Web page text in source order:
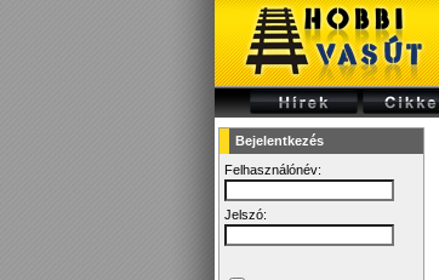
Bejelentkezés
Felhasználónév:
Jelszó: